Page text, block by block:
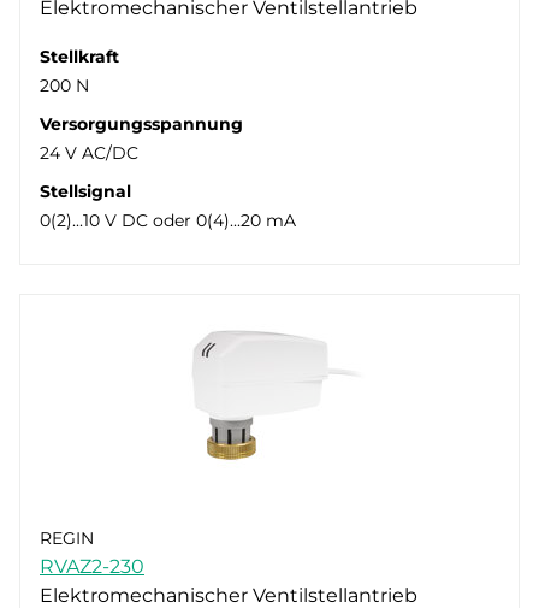
Elektromechanischer Ventilstellantrieb
Stellkraft
200 N
Versorgungsspannung
24 V AC/DC
Stellsignal
0(2)...10 V DC oder 0(4)...20 mA
REGIN
RVAZ2-230
Elektromechanischer Ventilstellantrieb